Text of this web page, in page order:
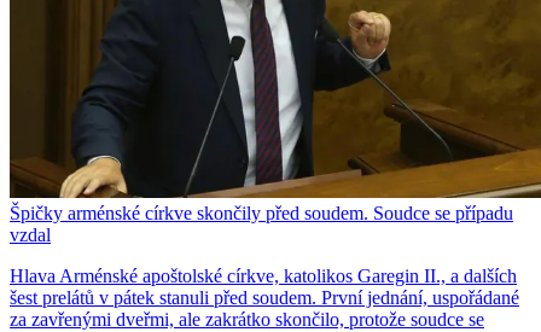
Špičky arménské církve skončily před soudem. Soudce se případu
vzdal
Hlava Arménské apoštolské církve, katolikos Garegin II., a dalších
šest prelátů v pátek stanuli před soudem. První jednání, uspořádané
za zavřenými dveřmi, ale zakrátko skončilo, protože soudce se